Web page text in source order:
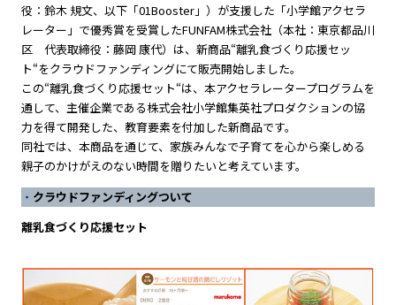
役：鈴木 規文、以下「01Booster」）が支援した「小学館アクセラ
レーター」で優秀賞を受賞したFUNFAM株式会社（本社：東京都品川
区 代表取締役：藤岡 康代）は、新商品“離乳食づくり応援セッ
ト“をクラウドファンディングにて販売開始しました。
この“離乳食づくり応援セット“は、本アクセラレータープログラムを
通して、主催企業である株式会社小学館集英社プロダクションの協
力を得て開発した、教育要素を付加した新商品です。
同社では、本商品を通じて、家族みんなで子育てを心から楽しめる
親子のかけがえのない時間を贈りたいと考えています。
クラウドファンディングついて
離乳食づくり応援セット